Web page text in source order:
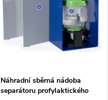
Náhradní sběrná nádoba
separátoru profylaktického